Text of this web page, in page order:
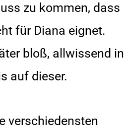
zu kommen, dass
für Diana eignet.
bloß, allwissend in
auf dieser.
verschiedensten